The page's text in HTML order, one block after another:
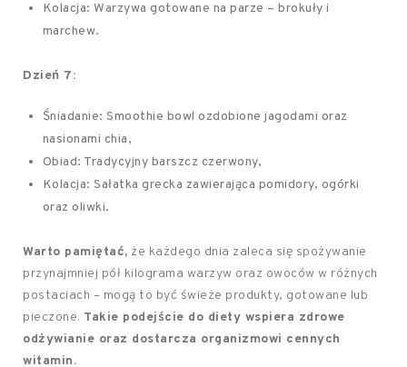
Kolacja: Warzywa gotowane na parze – brokuły i
marchew.
Dzień 7:
Śniadanie: Smoothie bowl ozdobione jagodami oraz
nasionami chia,
Obiad: Tradycyjny barszcz czerwony,
Kolacja: Sałatka grecka zawierająca pomidory, ogórki
oraz oliwki.
Warto pamiętać, że każdego dnia zaleca się spożywanie
przynajmniej pół kilograma warzyw oraz owoców w różnych
postaciach – mogą to być świeże produkty, gotowane lub
pieczone. Takie podejście do diety wspiera zdrowe
odżywianie oraz dostarcza organizmowi cennych
witamin.